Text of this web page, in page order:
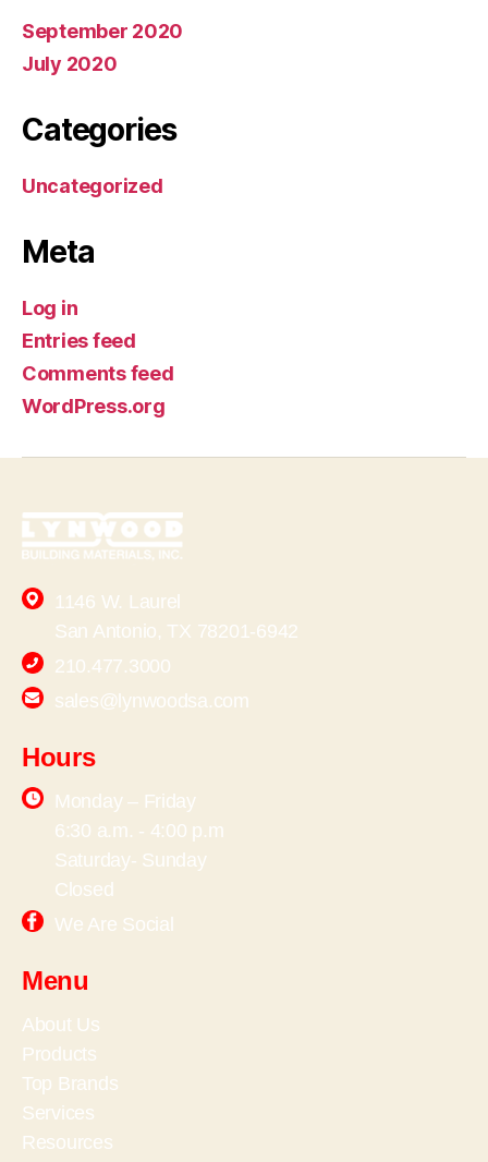
September 2020
July 2020
Categories
Uncategorized
Meta
Log in
Entries feed
Comments feed
WordPress.org
1146 W. Laurel
San Antonio, TX 78201-6942
210.477.3000
sales@lynwoodsa.com
Hours
Monday – Friday
6:30 a.m. - 4:00 p.m
Saturday- Sunday
Closed
We Are Social
Menu
About Us
Products
Top Brands
Services
Resources